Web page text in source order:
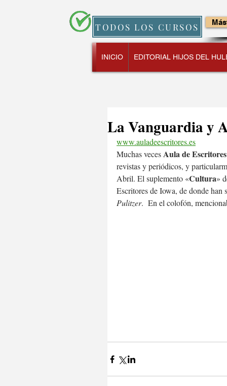
TODOS LOS CURSOS
INICIO EDITORIAL HIJOS DEL
La Vanguardia y
www.auladeescritores.es
Muchas veces Aula de Escritores
revistas y periódicos, y
Abril. El suplemento «Cultura»
Escritores de Iowa, de donde han
Pulitzer.  En el colofón,